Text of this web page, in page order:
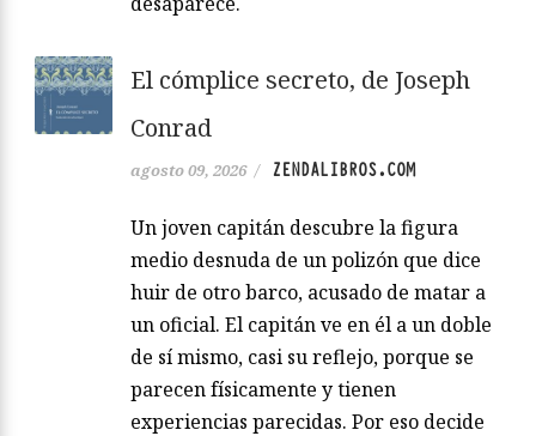
El cómplice secreto, de Joseph
Conrad
agosto 09, 2026 / ZENDALIBROS.COM
Un joven capitán descubre la figura
medio desnuda de un polizón que dice
huir de otro barco, acusado de matar a
un oficial. El capitán ve en él a un doble
de sí mismo, casi su reflejo, porque se
parecen físicamente y tienen
experiencias parecidas. Por eso decide